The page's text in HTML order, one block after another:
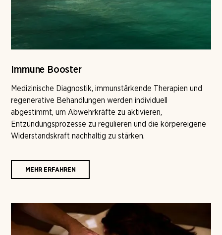
Immune Booster
Medizinische Diagnostik, immunstärkende Therapien und
regenerative Behandlungen werden individuell
abgestimmt, um Abwehrkräfte zu aktivieren,
Entzündungsprozesse zu regulieren und die körpereigene
Widerstandskraft nachhaltig zu stärken.
MEHR ERFAHREN